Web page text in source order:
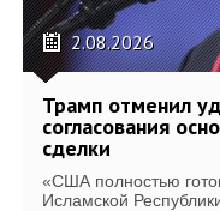
2.08.2026
Трамп отменил
согласования
сделки
«США полностью
Исламской